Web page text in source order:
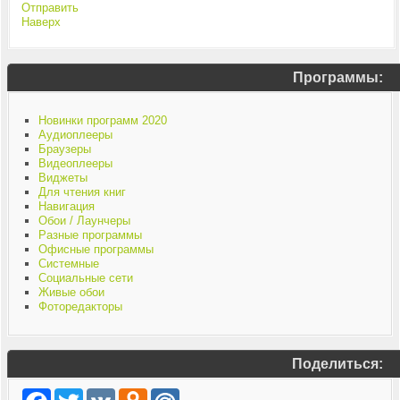
Отправить
Наверх
Программы:
Новинки программ 2020
Аудиоплееры
Браузеры
Видеоплееры
Виджеты
Для чтения книг
Навигация
Обои / Лаунчеры
Разные программы
Офисные программы
Системные
Социальные сети
Живые обои
Фоторедакторы
Поделиться:
Facebook
TwitterVK Odnoklassniki
Mail.Ru